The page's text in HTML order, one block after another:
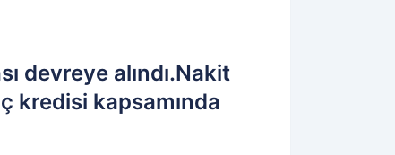
devreye alındı.Nakit
kredisi kapsamında